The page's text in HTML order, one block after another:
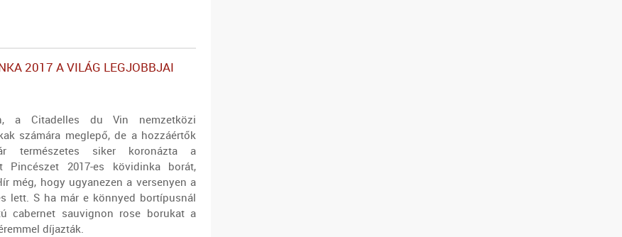
2017 A VILÁG LEGJOBBJAI
a Citadelles du Vin nemzetközi
számára meglepő, de a hozzáértők
természetes siker koronázta a
Pincészet 2017-es kövidinka borát,
még, hogy ugyanezen a versenyen a
lett. S ha már e könnyed bortípusnál
cabernet sauvignon rose borukat a
díjazták.